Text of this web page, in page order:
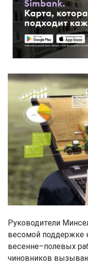
Руководители
весомой поддержке
весенне–полевых
чиновников